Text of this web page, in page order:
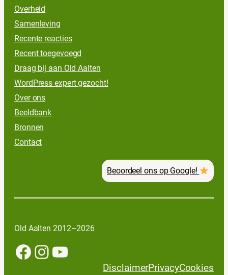
Overheid
Samenleving
Recente reacties
Recent toegevoegd
Draag bij aan Old Aalten
WordPress expert gezocht!
Over ons
Beeldbank
Bronnen
Contact
Beoordeel ons op Google!
Old Aalten 2012–2026
Facebook InstagramYouTube
DisclaimerPrivacyCookies